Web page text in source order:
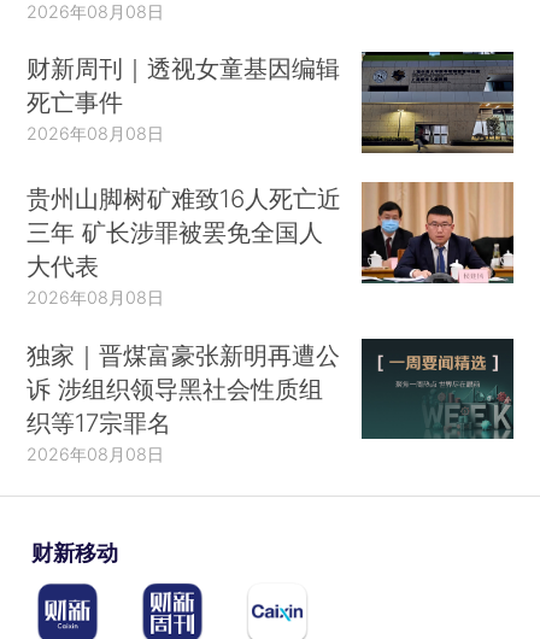
2026年08月08日
财新周刊｜透视女童基因编辑
死亡事件
2026年08月08日
贵州山脚树矿难致16人死亡近
三年 矿长涉罪被罢免全国人
大代表
2026年08月08日
独家｜晋煤富豪张新明再遭公
诉 涉组织领导黑社会性质组
织等17宗罪名
2026年08月08日
财新移动